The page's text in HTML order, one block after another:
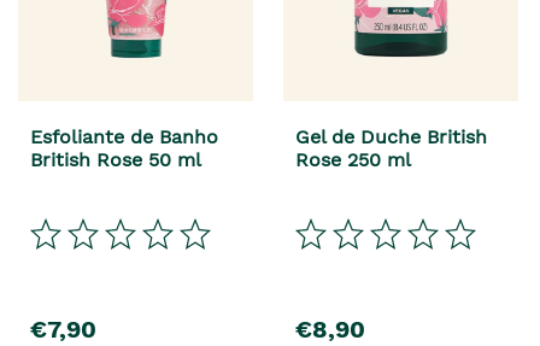
Esfoliante de Banho
British Rose 50 ml
€7,90
Gel de Duche British
Rose 250 ml
€8,90